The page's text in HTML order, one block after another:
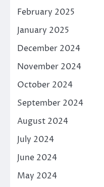
February 2025
January 2025
December 2024
November 2024
October 2024
September 2024
August 2024
July 2024
June 2024
May 2024